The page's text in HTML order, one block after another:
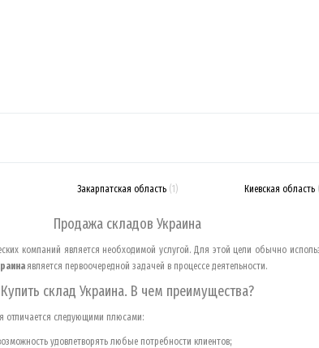
Закарпатская область (1) Киевская область
Продажа складов Украина
компаний является необходимой услугой. Для этой цели обычно
является первоочередной задачей в процессе деятельности.
Купить склад Украина. В чем преимущества?
отличается следующими плюсами:
удовлетворять любые потребности клиентов;